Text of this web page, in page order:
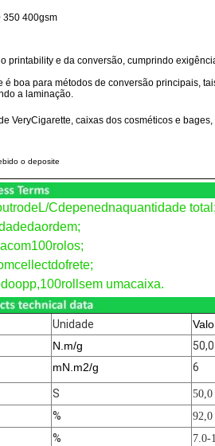
350 400gsm
printability e da conversão, cumprindo
é boa para métodos de conversão principais,
a laminação.
VeryCigarette, caixas dos cosméticos e
o deposite
Cdepenednaquantidade total;
umacaixa.
Unidade
N.m/g
50,0
mN.m2/g 6
S 50,0
% 92,0
% 7.0-